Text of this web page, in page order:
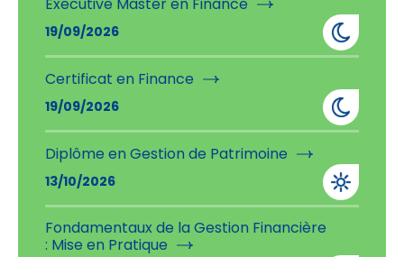
Executive Master en Finance
19/09/2026
Certificat en Finance
19/09/2026
Diplôme en Gestion de Patrimoine
13/10/2026
Fondamentaux de la Gestion Financière
: Mise en Pratique